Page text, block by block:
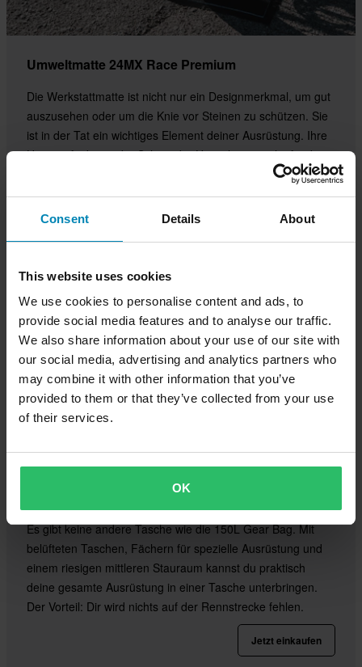
Consent Details About
This website uses cookies
We use cookies to personalise content and ads, to
provide social media features and to analyse our traffic.
We also share information about your use of our site with
our social media, advertising and analytics partners who
may combine it with other information that you’ve
provided to them or that they’ve collected from your use
of their services.
OK
Umweltmatte 24MX Race Premium
Die Werkstattmatte ist nicht nur ein Designmerkmal, um gut
auszusehen oder um die Knie vor Steinen zu schützen. Sie
ist in der Tat ein wichtiges Element deiner Ausrüstung. Ihre
Hauptaufgabe ist der Schutz der Umwelt vor auslaufendem
Motorradöl. Die Umwelt-Werkstattmatten 24MX sind FIM-
und SVEMO-kompatibel.
Jetzt einkaufen
Gearbag 24MX All-In-One
Es gibt keine andere Tasche wie die 150L Gear Bag. Mit
belüfteten Taschen, Fächern für spezielle Ausrüstung und
einem riesigen mittleren Stauraum kannst du praktisch
deine gesamte Ausrüstung in einer Tasche unterbringen.
Der Vorteil: Dir wird nichts auf der Rennstrecke fehlen.
Jetzt einkaufen